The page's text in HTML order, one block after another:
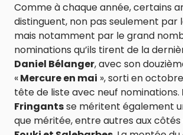
Comme à chaque année, certains
distinguent, non pas seulement par
mais notamment par le grand
nominations qu’ils tirent de la
Daniel Bélanger, avec son
«Mercure en mai », sorti en
tête de liste avec neuf nominations.
Fringantsse méritent également
que méritée, entre autres aux côtés